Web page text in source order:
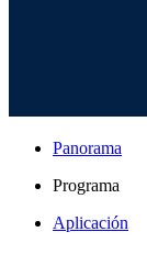
Panorama
Programa
Aplicación